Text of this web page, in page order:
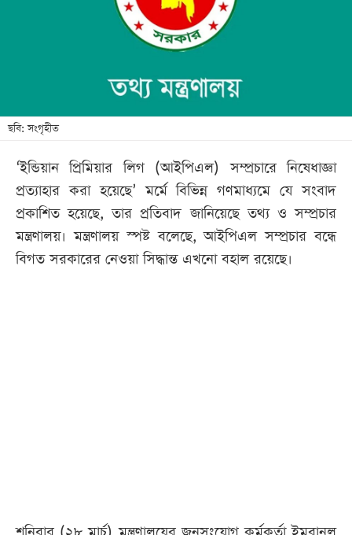
শিক্ষা
সব
বিভাগ
ছবি
ছবি: সংগৃহীত
‘ইন্ডিয়ান প্রিমিয়ার লিগ (আইপিএল) সম্প্রচারে নিষেধাজ্ঞা
প্রত্যাহার করা হয়েছে’ মর্মে বিভিন্ন গণমাধ্যমে যে সংবাদ
প্রকাশিত হয়েছে, তার প্রতিবাদ জানিয়েছে তথ্য ও সম্প্রচার
মন্ত্রণালয়। মন্ত্রণালয় স্পষ্ট বলেছে, আইপিএল সম্প্রচার বন্ধে
বিগত সরকারের নেওয়া সিদ্ধান্ত এখনো বহাল রয়েছে।